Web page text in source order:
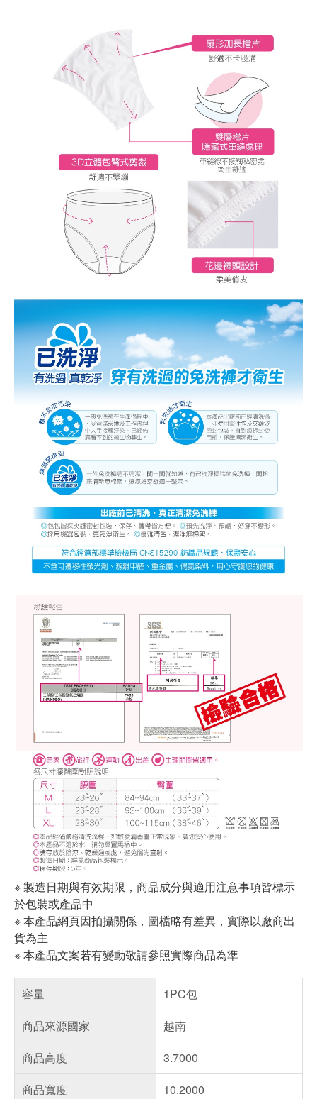
※ 製造日期與有效期限，商品成分與適用注意事項皆標示
於包裝或產品中
※ 本產品網頁因拍攝關係，圖檔略有差異，實際以廠商出
貨為主
※ 本產品文案若有變動敬請參照實際商品為準
容量
1PC包
商品來源國家
越南
商品高度
3.7000
商品寬度
10.2000